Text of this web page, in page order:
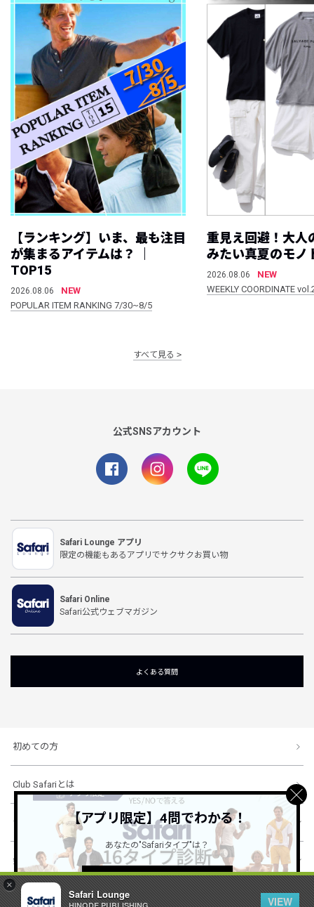
×
Safari Lounge
VIEW
【ランキング】いま、最も注目
が集まるアイテムは？ ｜
TOP15
2026.08.06
NEW
POPULAR ITEM RANKING 7/30~8/5
重見え回避！大人
みたい真夏のモノ
2026.08.06
NEW
WEEKLY COORDINATE
すべて見る
公式SNSアカウント
Safari Lounge アプリ
限定の機能もあるアプリでサクサクお買い物
Safari Online
Safari公式ウェブマガジン
よくある質問
初めての方
Club Safariとは
ショッピングガイド
会社概要・規約
【アプリ限定】4問でわかる！
あなたの"Safariタイプ"は？
詳しくはこちら ＞